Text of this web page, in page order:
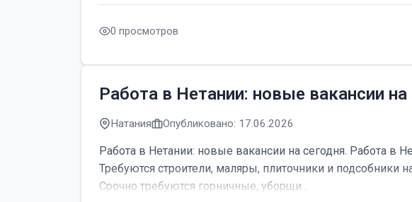
0 просмотров
Работа в Нетании: новые вакансии
Натания Опубликовано: 17.06.2026
Работа в Нетании: новые вакансии на сегодня. Работа в
Требуются строители, маляры, плиточники и подсобники
Срочно требуются горничные, уборщи...